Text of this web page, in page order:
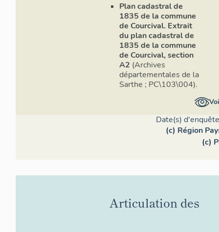
Plan cadastral de
1835 de la commune
de Courcival. Extrait
du plan cadastral de
1835 de la commune
de Courcival, section
A2 (Archives
départementales de la
Sarthe ; PC\103\004).
Date(s)
(c) Région
(c)
Articulation des